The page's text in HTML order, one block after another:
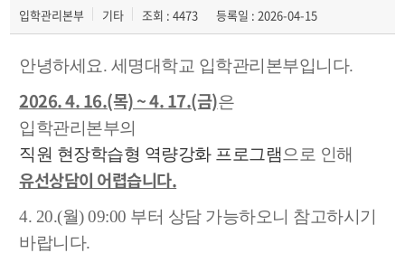
입학관리본부 기타 조회 : 4473 등록일 : 2026-04-15
안녕하세요. 세명대학교 입학관리본부입니다.
2026. 4. 16.(목) ~ 4. 17.(금)은
입학관리본부의
직원 현장학습형 역량강화 프로그램으로 인해
유선상담이 어렵습니다.
4. 20.(월) 09:00 부터 상담 가능하오니 참고하시기
바랍니다.